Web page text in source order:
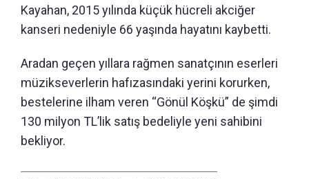
Kayahan, 2015 yılında küçük hücreli akciğer
kanseri nedeniyle 66 yaşında hayatını kaybetti.
Aradan geçen yıllara rağmen sanatçının eserleri
müzikseverlerin hafızasındaki yerini korurken,
bestelerine ilham veren “Gönül Köşkü” de şimdi
130 milyon TL’lik satış bedeliyle yeni sahibini
bekliyor.